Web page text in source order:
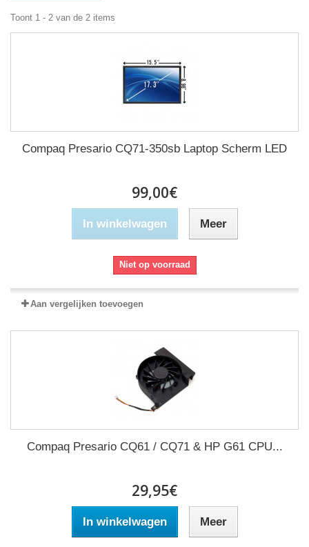
Toont 1 - 2 van de 2 items
Compaq Presario CQ71-350sb Laptop Scherm LED
99,00€
In winkelwagen Meer
Niet op voorraad
Aan vergelijken toevoegen
Compaq Presario CQ61 / CQ71 & HP G61 CPU...
29,95€
In winkelwagen Meer